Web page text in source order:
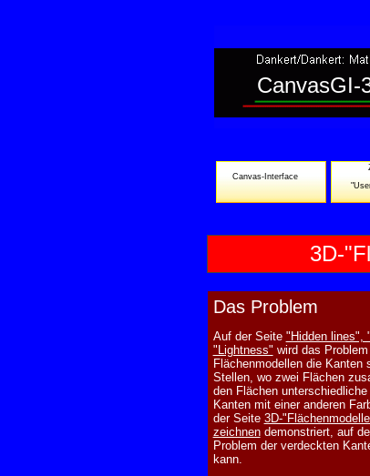
CanvasGI-
Canvas-Interface
3D-
Das Problem
Auf der Seite "Hidden lines",
"Lightness" wird das
Flächenmodellen die Kanten
Stellen, wo zwei Flächen
den Flächen
Kanten mit einer anderen
der Seite 3D-
zeichnendemonstriert, auf
Problem der verdeckten
kann.